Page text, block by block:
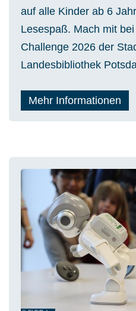
auf alle Kinder ab 6
Lesespaß. Mach mit
Challenge 2026 der
Landesbibliothek
Mehr Informationen